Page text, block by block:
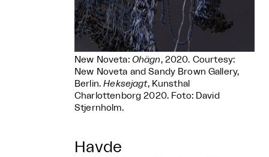
New Noveta: Ohägn, 2020. Courtesy:
New Noveta and Sandy Brown Gallery,
Berlin.Heksejagt, Kunsthal
Charlottenborg 2020. Foto: David
Stjernholm.
Havde